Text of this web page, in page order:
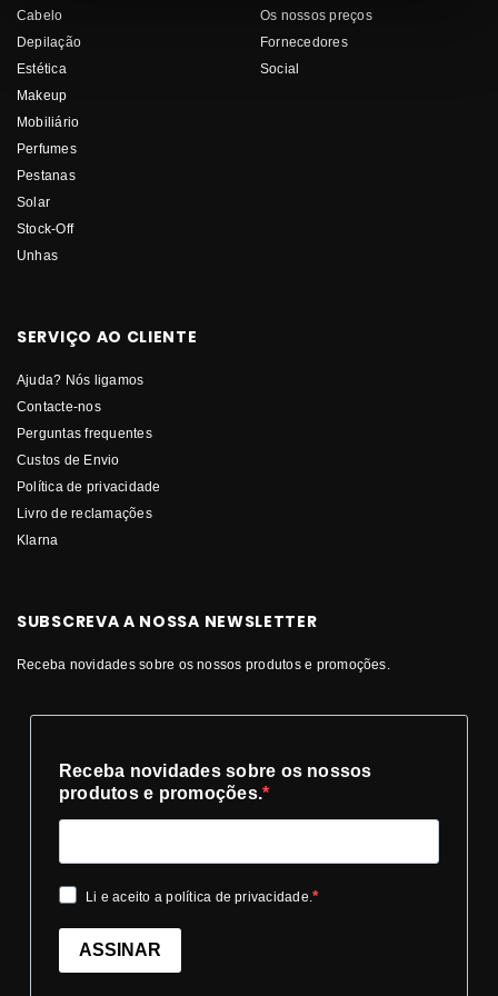
Cabelo
Depilação
Estética
Makeup
Mobiliário
Perfumes
Pestanas
Solar
Stock-Off
Unhas
Os nossos preços
Fornecedores
Social
SERVIÇO AO CLIENTE
Ajuda? Nós ligamos
Contacte-nos
Perguntas frequentes
Custos de Envio
Política de privacidade
Livro de reclamações
Klarna
SUBSCREVA A NOSSA NEWSLETTER
Receba novidades sobre os nossos produtos e promoções.
Receba novidades sobre os nossos
produtos e promoções.
Li e aceito a política de privacidade.
ASSINAR